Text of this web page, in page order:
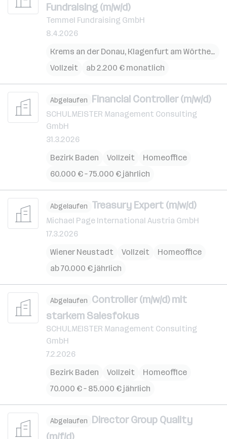
Fundraising (m/w/d)
Temmel Fundraising GmbH
8.4.2026
Krems an der Donau, Klagenfurt am Wörthersee
Vollzeit
ab 2.200 € monatlich
Abgelaufen Financial Controller (m/w/d)
SCHULMEISTER Management Consulting
GmbH
31.3.2026
Bezirk Baden
Vollzeit
Homeoffice
60.000 € – 75.000 € jährlich
Abgelaufen Treasury Expert (m/w/d)
Michael Page International Austria GmbH
17.3.2026
Wiener Neustadt
Vollzeit
Homeoffice
ab 70.000 € jährlich
Abgelaufen Controller (m/w/d) mit
starkem Salesfokus
SCHULMEISTER Management Consulting
GmbH
7.2.2026
Bezirk Baden
Vollzeit
Homeoffice
70.000 € – 85.000 € jährlich
Abgelaufen Director Group Quality
(m/f/d)